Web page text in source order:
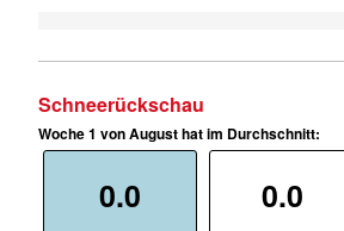
Schneerückschau
Woche 1 von August hat im Durchschnitt:
0.0 0.0